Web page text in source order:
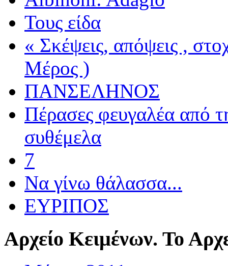
Τους είδα
« Σκέψεις, απόψεις ,
Μέρος )
ΠΑΝΣΕΛΗΝΟΣ
Πέρασες φευγαλέα από
συθέμελα
7
Να γίνω θάλασσα...
ΕΥΡΙΠΟΣ
Αρχείο Κειμένων. Το